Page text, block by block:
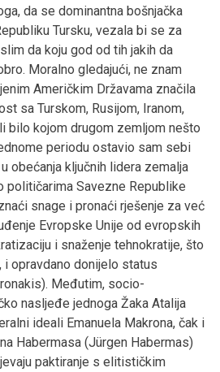
da se dominantna bošnjačka
Tursku, vezala bi se za
da koju god od tih jakih da
Moralno gledajući, ne znam
Američkim Državama značila
sa Turskom, Rusijom, Iranom,
bilo kojom drugom zemljom nešto
periodu ostavio sam sebi
obećanja ključnih lidera zemalja
političarima Savezne Republike
snage i pronaći rješenje za već
Evropske Unije od evropskih
i snaženje tehnokratije, što
i opravdano donijelo status
Međutim, socio-
nasljeđe jednoga Žaka Atalija
ideali Emanuela Makrona, čak i
Habermasa (Jürgen Habermas)
paktiranje s elitističkim